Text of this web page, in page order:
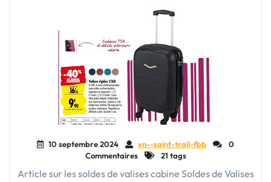
Voyager
Léger"
10 septembre 2024 xn--saint-trail-fbb
0
Commentaires
21 tags
Article sur les soldes de valises cabine Soldes de Valises